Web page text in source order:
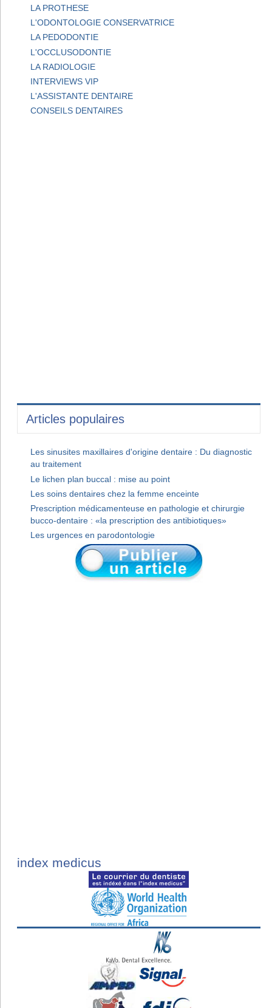
LA PROTHESE
L'ODONTOLOGIE CONSERVATRICE
LA PEDODONTIE
L'OCCLUSODONTIE
LA RADIOLOGIE
INTERVIEWS VIP
L'ASSISTANTE DENTAIRE
CONSEILS DENTAIRES
Articles populaires
Les sinusites maxillaires d'origine dentaire : Du diagnostic
au traitement
Le lichen plan buccal : mise au point
Les soins dentaires chez la femme enceinte
Prescription médicamenteuse en pathologie et chirurgie
bucco-dentaire : «la prescription des antibiotiques»
Les urgences en parodontologie
index medicus